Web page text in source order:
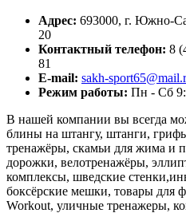
Адрес: 693000, г. Южно-
20
Контактный телефон: 8
81
E-mail: sakh-
Режим работы: Пн - Сб
В нашей компании вы всегда
блины на штангу, штанги,
тренажёры, скамьи для жима и
дорожки, велотренажёры,
комплексы, шведские
боксёрские мешки, товары для
Workout, уличные тренажеры,